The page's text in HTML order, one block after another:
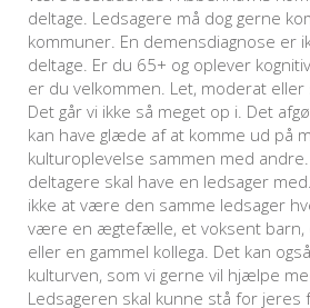
deltage. Ledsagere må dog gerne
kommuner. En demensdiagnose er
deltage. Er du 65+ og oplever
er du velkommen. Let, moderat
Det går vi ikke så meget op i. Det
kan have glæde af at komme ud på
kulturoplevelse sammen med
deltagere skal have en ledsager
ikke at være den samme ledsager
være en ægtefælle, et voksent barn,
eller en gammel kollega. Det kan
kulturven, som vi gerne vil hjælpe
Ledsageren skal kunne stå for